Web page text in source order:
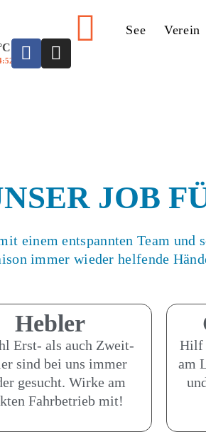
See Verein
JOB
einem entspannten Team
immer wieder helfende
Hebler
Erst- als auch Zweit-
sind bei uns immer
gesucht. Wirke am
Fahrbetrieb mit!
Hilf
am